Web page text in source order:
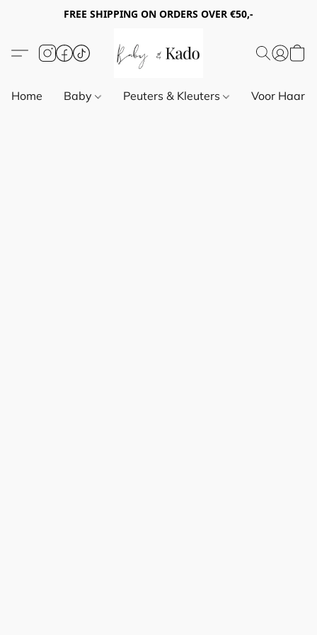
FREE SHIPPING ON ORDERS OVER €50,-
Home Baby Peuters & Kleuters Voor Haar